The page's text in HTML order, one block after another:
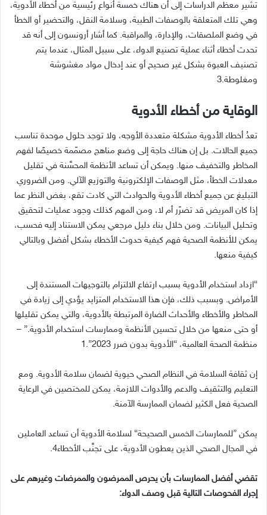
تشير معظم الدراسات إلى أن هناك خمسة أنواع رئيسية من أخطاء الأدوية،
وهي تلك المتعلقة بالوصفات الطبية، وسلامة النقل، والتحضير أو الخطأ
في وضع الملصقات، والإدارة، والمراقبة. كما أشار أرونسون إلى أنه قد
تحدث أخطاء أثناء عملية تصنيع الدواء، على سبيل المثال، عندما يتم
تصنيف العبوة بشكل غير صحيح أو عند إدخال مواد مغشوشة
ومغلوطة.3
الوقاية من أخطاء الأدوية
تعدُ أخطاء الأدوية مشكلة متعددة الأوجه، ولا توجد حلول موحدة تناسب
جميع الحالات. بل إن هناك حاجة إلى وضع مناهج مصمّمة خصيصًا لفهم
المخاطر والتخفيف منها. ويمكن أن تساعد الأنظمة المحسَّنة في تقليل
معدلات الخطأ، مثل الوصفات الإلكترونية والتوزيع الآلي. ومن الضروري
التبليغ عن جميع أخطاء الأدوية والحوادث التي كادت تقع، بغض النظر عما
إذا كان المريض قد تضرّر أم لا، ومن المهم كذلك وجود عمليات لتحقيق
وتحليل البيانات. ومن خلال بناء دليل مرجعي يمكن الاستناد إليه فحسب،
يمكن للأنظمة الصحية فهم كيفية حدوث الأخطاء بشكل أفضل وبالتالي
كيفية منعها.
“ازداد استخدام الأدوية بسبب ارتفاع الالتزام بالتوجيهات المستندة إلى
الأمراض. وبسبب ذلك، فإن هذا الاستخدام المتزايد يؤدي إلى زيادة في
المخاطر والأخطاء والأحداث الضارة المرتبطة بالأدوية، والتي يمكن تقليلها
أو حتى منعها من خلال تحسين الأنظمة وممارسات استخدام الأدوية.” –
منظمة الصحة العالمية، “الأدوية بدون ضرر
إن ثقافة السلامة في النظام الصحي حيوية لضمان سلامة الأدوية. ومع
التعليم والتثقيف والدعم والأدوات اللازمة، يمكن للمختصين في الرعاية
الصحية فعل الكثير لضمان الممارسة الآمنة.
يمكن ”للممارسات الخمس الصحيحة“ لسلامة الأدوية أن تساعد العاملين
في المجال الصحي الذين يعطون الأدوية، على تجنَّب الأخطاء4.
تقضي أفضل الممارسات بأن يحرص الممرضون والممرضات وغيرهم على
إجراء الفحوصات التالية قبل وصف الدواء: